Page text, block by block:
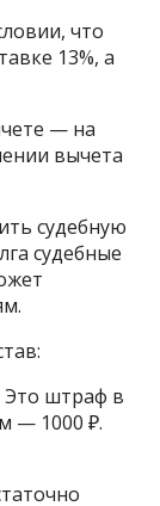
что
13%, а
— на
вычета
судебную
судебные
Это штраф в
— 1000 ₽.